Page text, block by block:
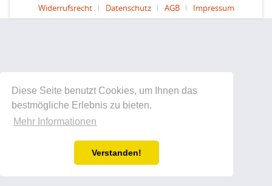
Diese Seite benutzt Cookies, um Ihnen das
bestmögliche Erlebnis zu bieten.
Mehr Informationen
Verstanden!
Widerrufsrecht
Datenschutz AGB Impressum